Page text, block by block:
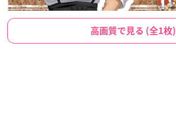
高画質で見る (全1枚)